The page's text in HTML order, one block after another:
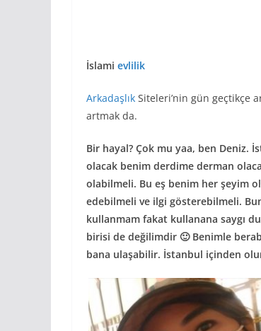
İslami evlilik
Arkadaşlık Siteleri’nin gün geçtikçe
artmak da.
Bir hayal? Çok mu yaa, ben Deniz.
olacak benim derdime derman
olabilmeli. Bu eş benim her şeyim
edebilmeli ve ilgi gösterebilmeli.
kullanmam fakat kullanana saygı
birisi de değilimdir 🙂 Benimle
bana ulaşabilir. İstanbul içinden